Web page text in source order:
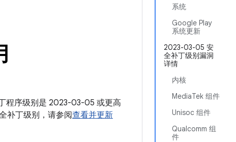
系统
Google Play
系统更新
2023-03-05 安
全补丁级别漏洞
详情
内核
MediaTek 组件
Unisoc 组件
Qualcomm 组
件
程序级别是 2023-03-05 或更高
补丁级别，请参阅查看并更新